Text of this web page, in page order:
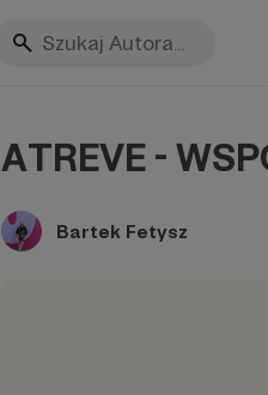
ATREVE -
Bartek Fetysz